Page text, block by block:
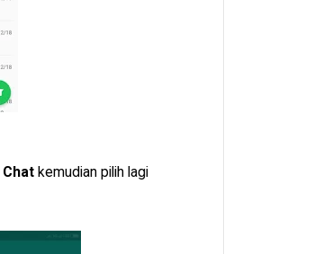
Chat kemudian pilih lagi